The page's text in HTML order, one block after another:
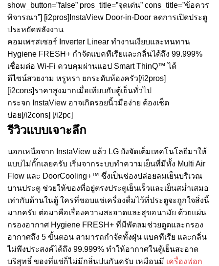
show_button=”false” pros_title=”จุดเด่น” cons_title=”ข้อควร
พิจารณา”] [i2pros]InstaView Door-in-Door ลดการเปิดประตู
ประหยัดพลังงาน
คอมเพรสเซอร์ Inverter Linear ทำงานเงียบและทนทาน
Hygiene FRESH+ กำจัดแบคทีเรียและกลิ่นได้ถึง 99.999%
เชื่อมต่อ Wi-Fi ควบคุมผ่านแอป Smart ThinQ™ ได้
ดีไซน์สวยงาม หรูหรา ยกระดับห้องครัว[/i2pros]
[i2cons]ราคาสูงมากเมื่อเทียบกับตู้เย็นทั่วไป
กระจก InstaView อาจเกิดรอยนิ้วมือง่าย ต้องเช็ด
บ่อย[/i2cons] [/i2pc]
รีวิวแบบเจาะลึก
นอกเหนือจาก InstaView แล้ว LG ยังจัดเต็มเทคโนโลยีมาให้
แบบไม่กั๊กเลยครับ เริ่มจากระบบทำความเย็นที่มีทั้ง Multi Air
Flow และ DoorCooling+™ ซึ่งเป็นช่องปล่อยลมเย็นบริเวณ
บานประตู ช่วยให้ของที่อยู่ตรงประตูเย็นเร็วและเย็นสม่ำเสมอ
เท่ากับด้านในตู้ ใครที่ชอบแช่เครื่องดื่มไว้ที่ประตูจะถูกใจสิ่งนี้
มากครับ ต่อมาคือเรื่องความสะอาดและสุขอนามัย ด้วยแผ่น
กรองอากาศ Hygiene FRESH+ ที่มีพัดลมช่วยดูดและกรอง
อากาศถึง 5 ขั้นตอน สามารถกำจัดทั้งฝุ่น แบคทีเรีย และกลิ่น
ไม่พึงประสงค์ได้ถึง 99.999% ทำให้อากาศในตู้เย็นสะอาด
บริสุทธิ์ ของที่แช่ก็ไม่มีกลิ่นปนกันครับ เหมือนมี เครื่องฟอก